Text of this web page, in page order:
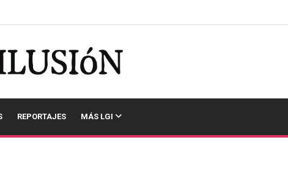
REPORTAJES MÁS LGI